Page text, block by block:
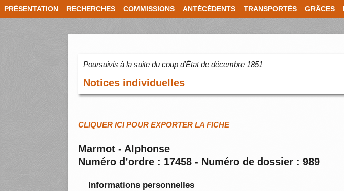
PRÉSENTATION RECHERCHES COMMISSIONS ANTÉCÉDENTS TRANSPORTÉS GRÂCES
Poursuivis à la suite du coup d’État de décembre 1851
Notices individuelles
CLIQUER ICI POUR EXPORTER LA FICHE
Marmot - Alphonse
Numéro d’ordre : 17458 - Numéro de dossier : 989
Informations personnelles